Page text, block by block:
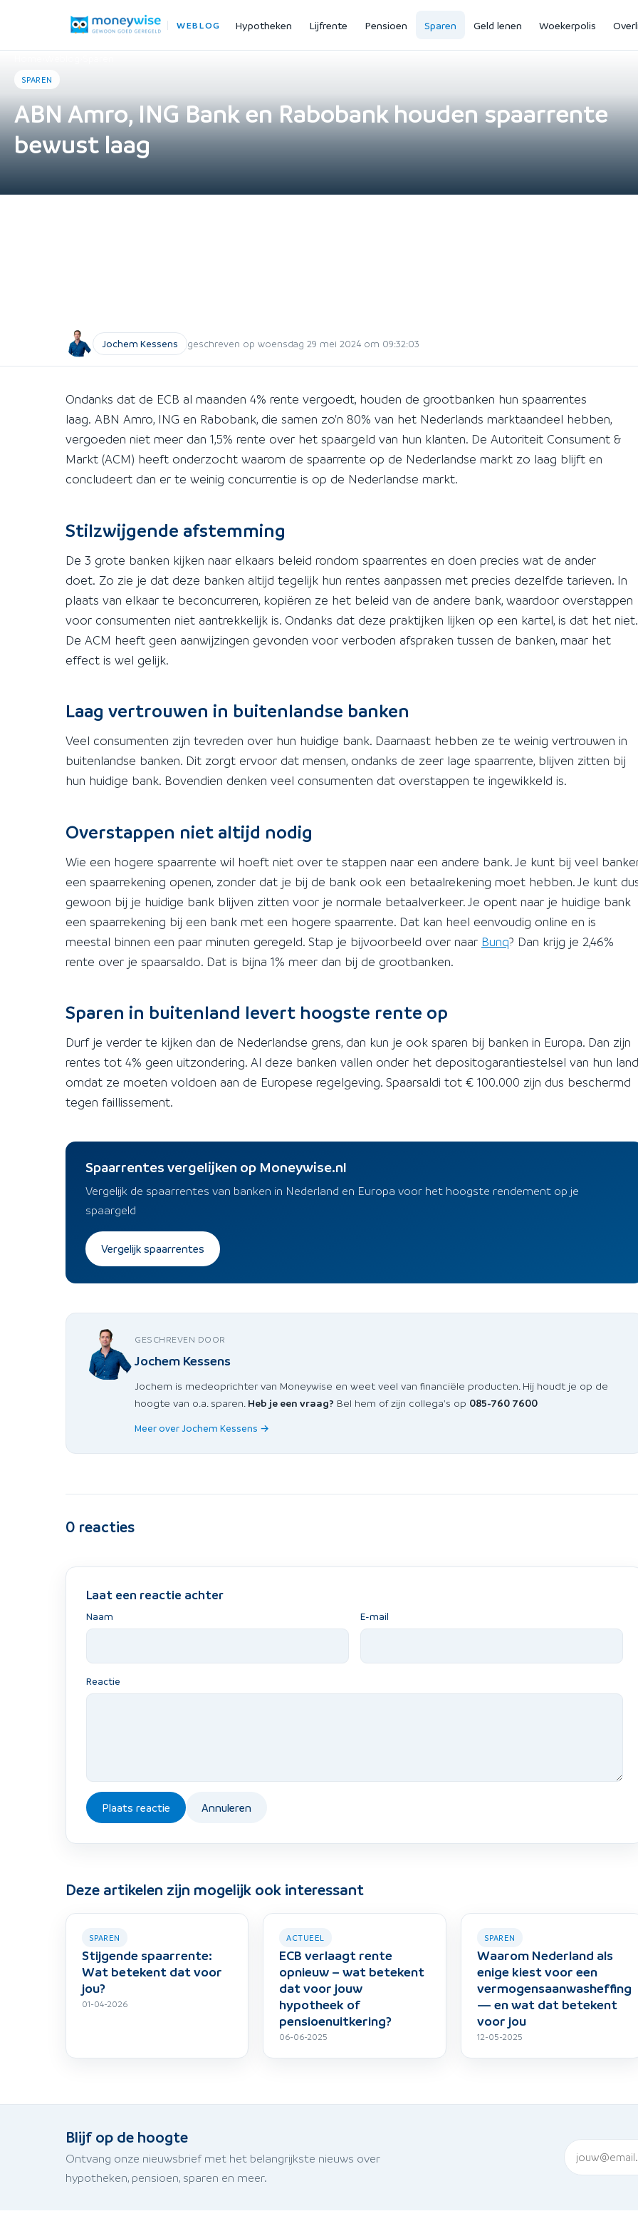
WEBLOG Hypotheken Lijfrente Pensioen Sparen Geld lenen Woekerpolis
SPAREN
ABN Amro, ING Bank en Rabobank houden spaarrente
bewust laag
Jochem Kessens geschreven op woensdag 29 mei 2024 om 09:32:03
Ondanks dat de ECB al maanden 4% rente vergoedt, houden de grootbanken hun spaarrentes
laag. ABN Amro, ING en Rabobank, die samen zo'n 80% van het Nederlands marktaandeel hebben,
vergoeden niet meer dan 1,5% rente over het spaargeld van hun klanten. De Autoriteit Consument &
Markt (ACM) heeft onderzocht waarom de spaarrente op de Nederlandse markt zo laag blijft en
concludeert dan er te weinig concurrentie is op de Nederlandse markt.
Stilzwijgende afstemming
De 3 grote banken kijken naar elkaars beleid rondom spaarrentes en doen precies wat de ander
doet. Zo zie je dat deze banken altijd tegelijk hun rentes aanpassen met precies dezelfde tarieven. In
plaats van elkaar te beconcurreren, kopiëren ze het beleid van de andere bank, waardoor overstappen
voor consumenten niet aantrekkelijk is. Ondanks dat deze praktijken lijken op een kartel, is dat het niet.
De ACM heeft geen aanwijzingen gevonden voor verboden afspraken tussen de banken, maar het
effect is wel gelijk.
Laag vertrouwen in buitenlandse banken
Veel consumenten zijn tevreden over hun huidige bank. Daarnaast hebben ze te weinig vertrouwen in
buitenlandse banken. Dit zorgt ervoor dat mensen, ondanks de zeer lage spaarrente, blijven zitten bij
hun huidige bank. Bovendien denken veel consumenten dat overstappen te ingewikkeld is.
Overstappen niet altijd nodig
Wie een hogere spaarrente wil hoeft niet over te stappen naar een andere bank. Je kunt bij veel
een spaarrekening openen, zonder dat je bij de bank ook een betaalrekening moet hebben. Je kunt
gewoon bij je huidige bank blijven zitten voor je normale betaalverkeer. Je opent naar je huidige bank
een spaarrekening bij een bank met een hogere spaarrente. Dat kan heel eenvoudig online en is
meestal binnen een paar minuten geregeld. Stap je bijvoorbeeld over naar Bunq? Dan krijg je 2,46%
rente over je spaarsaldo. Dat is bijna 1% meer dan bij de grootbanken.
Sparen in buitenland levert hoogste rente op
Durf je verder te kijken dan de Nederlandse grens, dan kun je ook sparen bij banken in Europa. Dan zijn
rentes tot 4% geen uitzondering. Al deze banken vallen onder het depositogarantiestelsel van hun
omdat ze moeten voldoen aan de Europese regelgeving. Spaarsaldi tot € 100.000 zijn dus beschermd
tegen faillissement.
Spaarrentes vergelijken op Moneywise.nl
Vergelijk de spaarrentes van banken in Nederland en Europa voor het hoogste rendement op je
spaargeld
Vergelijk spaarrentes
GESCHREVEN DOOR
Jochem Kessens
Jochem is medeoprichter van Moneywise en weet veel van financiële producten. Hij houdt je op de
hoogte van o.a. sparen. Heb je een vraag? Bel hem of zijn collega's op 085-760 7600
Meer over Jochem Kessens →
0 reacties
Laat een reactie achter
Naam E-mail
Reactie
Plaats reactie Annuleren
Deze artikelen zijn mogelijk ook interessant
SPAREN
Stijgende spaarrente:
Wat betekent dat voor
jou?
01-04-2026
ACTUEEL
ECB verlaagt rente
opnieuw – wat betekent
dat voor jouw
hypotheek of
pensioenuitkering?
06-06-2025
SPAREN
Waarom Nederland als
enige kiest voor een
vermogensaanwasheffing
— en wat dat betekent
voor jou
12-05-2025
Blijf op de hoogte
Ontvang onze nieuwsbrief met het belangrijkste nieuws over
hypotheken, pensioen, sparen en meer.